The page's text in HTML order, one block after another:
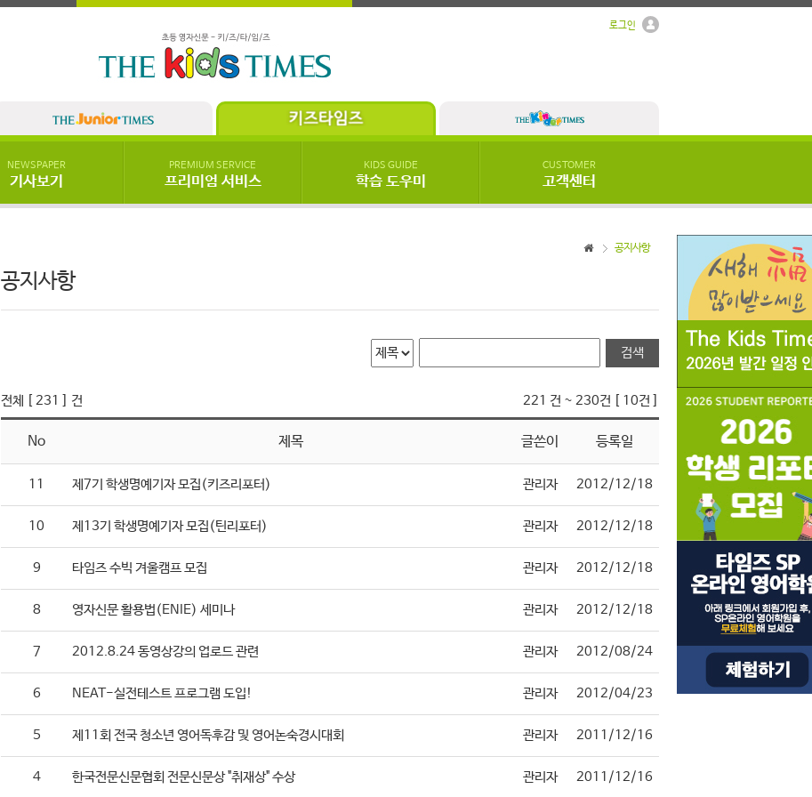
로그인
NEWSPAPER
기사보기
PREMIUM SERVICE
프리미엄 서비스
KIDS GUIDE
학습 도우미
CUSTOMER
고객센터
공지사항
공지사항
전체 [ 231 ] 건 221 건 ~ 230건 [ 10건 ]
No 제목 글쓴이 등록일
11 제7기 학생명예기자 모집(키즈리포터) 관리자 2012/12/18
10 제13기 학생명예기자 모집(틴리포터) 관리자 2012/12/18
9 타임즈 수빅 겨울캠프 모집 관리자 2012/12/18
8 영자신문 활용법(ENIE) 세미나 관리자 2012/12/18
7 2012.8.24 동영상강의 업로드 관련 관리자 2012/08/24
6 NEAT-실전테스트 프로그램 도입! 관리자 2012/04/23
5 제11회 전국 청소년 영어독후감 및 영어논숙경시대회 관리자 2011/12/16
4 한국전문신문협회 전문신문상 "취재상" 수상 관리자 2011/12/16